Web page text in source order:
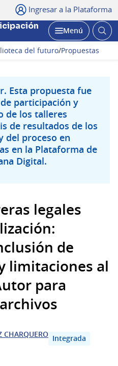
Ingresar a la Plataforma
Abrir
Menú
del futuro/Propuestas
Esta propuesta fue
participación y
de los talleres
de resultados de los
del proceso en
en la Plataforma de
Digital.
legales
de
limitaciones al
para
CHARQUERO Integrada